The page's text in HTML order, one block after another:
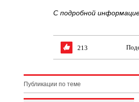
С подробной
213
Публикации по теме